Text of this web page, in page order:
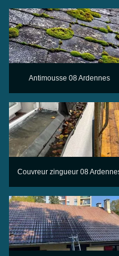
Antimousse 08 Ardennes
Couvreur zingueur 08